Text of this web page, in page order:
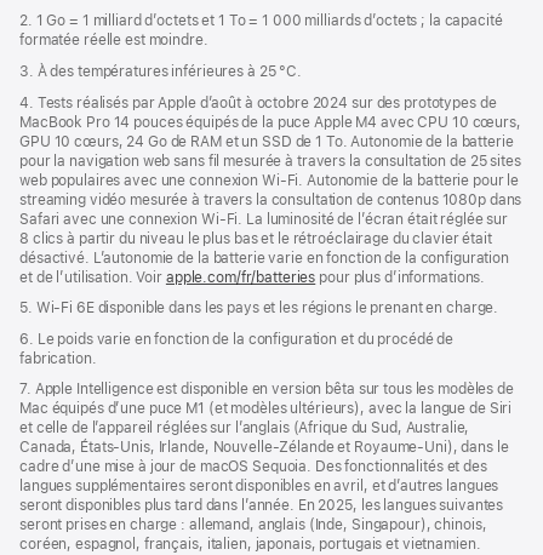
2. 1 Go = 1 milliard d’octets et 1 To = 1 000 milliards d’octets ; la capacité
formatée réelle est moindre.
3. À des températures inférieures à 25 °C.
4. Tests réalisés par Apple d’août à octobre 2024 sur des prototypes de
MacBook Pro 14 pouces équipés de la puce Apple M4 avec CPU 10 cœurs,
GPU 10 cœurs, 24 Go de RAM et un SSD de 1 To. Autonomie de la batterie
pour la navigation web sans fil mesurée à travers la consultation de 25 sites
web populaires avec une connexion Wi-Fi. Autonomie de la batterie pour le
streaming vidéo mesurée à travers la consultation de contenus 1080p dans
Safari avec une connexion Wi-Fi. La luminosité de l’écran était réglée sur
8 clics à partir du niveau le plus bas et le rétroéclairage du clavier était
désactivé. L’autonomie de la batterie varie en fonction de la configuration
et de l’utilisation. Voir apple.com/fr/batteries pour plus d’informations.
5. Wi-Fi 6E disponible dans les pays et les régions le prenant en charge.
6. Le poids varie en fonction de la configuration et du procédé de
fabrication.
7. Apple Intelligence est disponible en version bêta sur tous les modèles de
Mac équipés d’une puce M1 (et modèles ultérieurs), avec la langue de Siri
et celle de l’appareil réglées sur l’anglais (Afrique du Sud, Australie,
Canada, États-Unis, Irlande, Nouvelle-Zélande et Royaume-Uni), dans le
cadre d’une mise à jour de macOS Sequoia. Des fonctionnalités et des
langues supplémentaires seront disponibles en avril, et d’autres langues
seront disponibles plus tard dans l’année. En 2025, les langues suivantes
seront prises en charge : allemand, anglais (Inde, Singapour), chinois,
coréen, espagnol, français, italien, japonais, portugais et vietnamien.